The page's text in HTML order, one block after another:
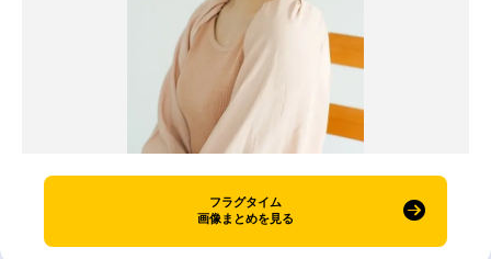
フラグタイム
画像まとめを見る